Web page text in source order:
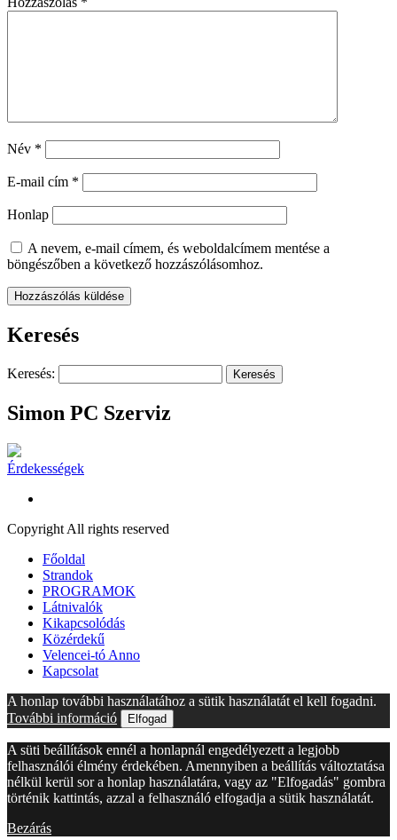
Név *
E-mail cím *
Honlap
A nevem, e-mail címem, és weboldalcímem mentése a
böngészőben a következő hozzászólásomhoz.
Keresés
Keresés:
Simon PC Szerviz
Érdekességek
Copyright All rights reserved
Főoldal
Strandok
PROGRAMOK
Látnivalók
Kikapcsolódás
Közérdekű
Velencei-tó Anno
Kapcsolat
A honlap további használatához a sütik használatát el kell fogadni.
További információ
Elfogad
A süti beállítások ennél a honlapnál engedélyezett a legjobb
felhasználói élmény érdekében. Amennyiben a beállítás változtatása
nélkül kerül sor a honlap használatára, vagy az "Elfogadás" gombra
történik kattintás, azzal a felhasználó elfogadja a sütik használatát.
Bezárás